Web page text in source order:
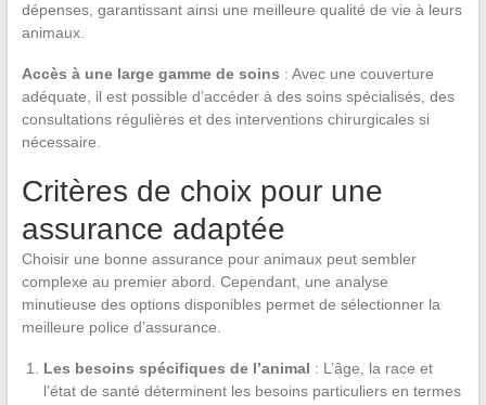
dépenses, garantissant ainsi une meilleure qualité de vie à leurs
animaux.
Accès à une large gamme de soins : Avec une couverture
adéquate, il est possible d’accéder à des soins spécialisés, des
consultations régulières et des interventions chirurgicales si
nécessaire.
Critères de choix pour une
assurance adaptée
Choisir une bonne assurance pour animaux peut sembler
complexe au premier abord. Cependant, une analyse
minutieuse des options disponibles permet de sélectionner la
meilleure police d’assurance.
Les besoins spécifiques de l’animal : L’âge, la race et
l’état de santé déterminent les besoins particuliers en termes